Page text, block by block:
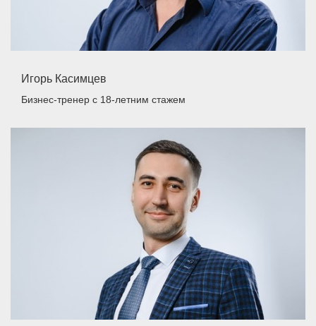
Игорь Касимцев
Бизнес-тренер с 18-летним стажем